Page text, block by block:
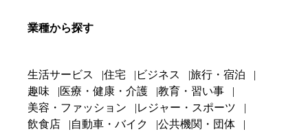
業種から探す
生活サービス 住宅 ビジネス
旅行・宿泊
趣味
医療・健康・介護
教育・習い事
美容・ファッション
レジャー・スポーツ
飲食店
自動車・バイク
公共機関・団体